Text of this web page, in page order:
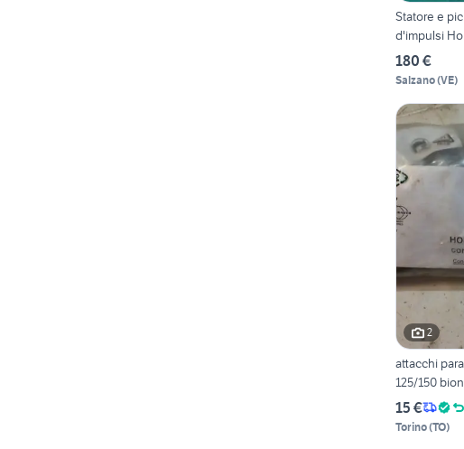
Statore e
d'impulsi
180 €
Salzano(VE)
2
attacchi
125/150
15 €
Torino(TO)